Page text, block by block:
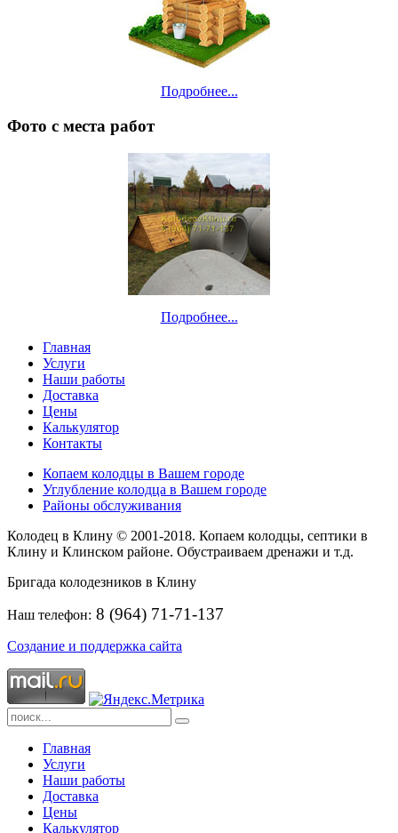
Подробнее...
Фото с места работ
Подробнее...
Главная
Услуги
Наши работы
Доставка
Цены
Калькулятор
Контакты
Копаем колодцы в Вашем городе
Углубление колодца в Вашем городе
Районы обслуживания
Колодец в Клину © 2001-2018. Копаем колодцы, септики в
Клину и Клинском районе. Обустраиваем дренажи и т.д.
Бригада колодезников в Клину
Наш телефон: 8 (964) 71-71-137
Создание и поддержка сайта
Главная
Услуги
Наши работы
Доставка
Цены
Калькулятор